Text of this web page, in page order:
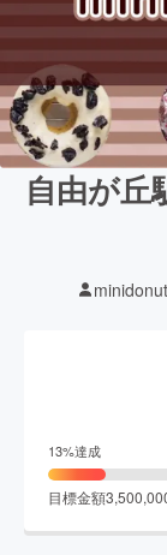
自由が
13%達成
目標金額